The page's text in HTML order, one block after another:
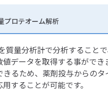
ロテオーム解析
量分析計で分析すること
データを取得する事ができ
るため、薬剤投与からのタ
することが可能です。